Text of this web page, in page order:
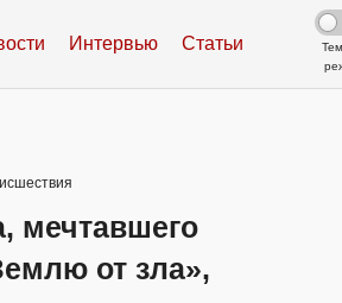
Интервью Статьи
мечтавшего
от зла»,